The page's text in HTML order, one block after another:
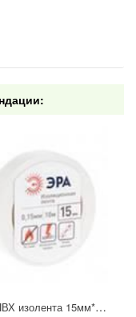
Эра ПВХ изолента 15мм*10м белая